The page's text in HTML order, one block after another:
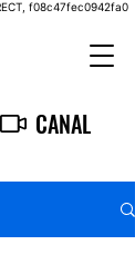
f08c47fec0942fa0
CANAL